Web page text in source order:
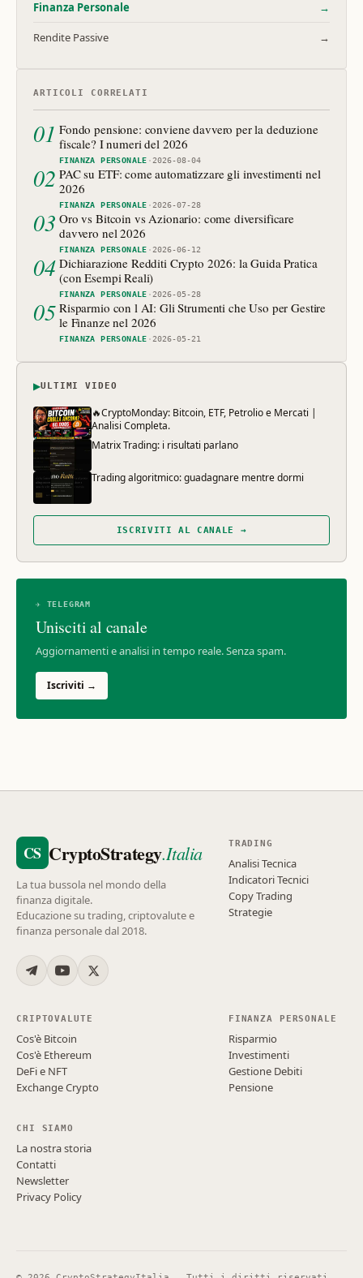
Finanza Personale →
Rendite Passive →
ARTICOLI CORRELATI
01 Fondo pensione: conviene davvero per la deduzione
fiscale? I numeri del 2026
FINANZA PERSONALE ·2026-08-04
02 PAC su ETF: come automatizzare gli investimenti nel
2026
FINANZA PERSONALE ·2026-07-28
03 Oro vs Bitcoin vs Azionario: come diversificare
davvero nel 2026
FINANZA PERSONALE ·2026-06-12
04 Dichiarazione Redditi Crypto 2026: la Guida Pratica
(con Esempi Reali)
FINANZA PERSONALE ·2026-05-28
05 Risparmio con l AI: Gli Strumenti che Uso per Gestire
le Finanze nel 2026
FINANZA PERSONALE ·2026-05-21
▶ULTIMI VIDEO
🔥CryptoMonday: Bitcoin, ETF, Petrolio e Mercati |
Analisi Completa.
Matrix Trading: i risultati parlano
Trading algoritmico: guadagnare mentre dormi
ISCRIVITI AL CANALE →
✈ TELEGRAM
Unisciti al canale
Aggiornamenti e analisi in tempo reale. Senza spam.
Iscriviti →
CS CryptoStrategy.Italia
La tua bussola nel mondo della
finanza digitale.
Educazione su trading, criptovalute e
finanza personale dal 2018.
TRADING
Analisi Tecnica
Indicatori Tecnici
Copy Trading
Strategie
CRIPTOVALUTE
Cos'è Bitcoin
Cos'è Ethereum
DeFi e NFT
Exchange Crypto
FINANZA PERSONALE
Risparmio
Investimenti
Gestione Debiti
Pensione
CHI SIAMO
La nostra storia
Contatti
Newsletter
Privacy Policy